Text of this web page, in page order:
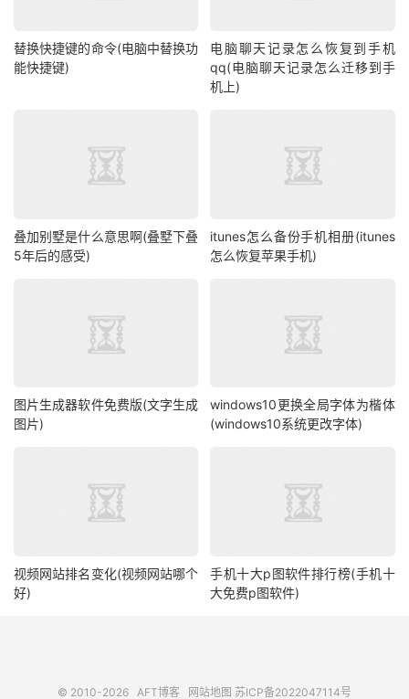
替换快捷键的命令(电脑中替换功
能快捷键)
电脑聊天记录怎么恢复到手机
qq(电脑聊天记录怎么迁移到手
机上)
叠加别墅是什么意思啊(叠墅下叠
5年后的感受)
itunes怎么备份手机相册(itunes
怎么恢复苹果手机)
图片生成器软件免费版(文字生成
图片)
windows10更换全局字体为楷体
(windows10系统更改字体)
视频网站排名变化(视频网站哪个
好)
手机十大p图软件排行榜(手机十
大免费p图软件)
© 2010-2026 AFT博客 网站地图 苏ICP备2022047114号